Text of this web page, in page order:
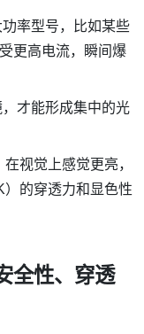
率型号，比如某些
更高电流，瞬间爆
才能形成集中的光
视觉上感觉更亮，
的穿透力和显色性
全性、穿透